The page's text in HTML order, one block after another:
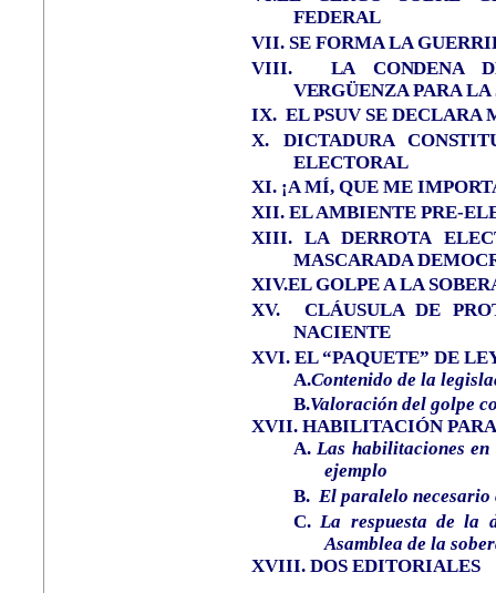
FEDERAL
VII. SE FORMA LA
VIII.
LA CONDENA
VERGÜENZA PARA
IX. EL PSUV SE DECLARA
X.
DICTADURA
ELECTORAL
XI. ¡A MÍ, QUE ME
XII. EL AMBIENTE PRE-
XIII. LA DERROTA
MASCARADA
XIV.EL GOLPE A LA
XV.
CLÁUSULA DE
NACIENTE
XVI. EL “PAQUETE” DE
A.Contenido de la
B.Valoración del golpe
XVII. HABILITACIÓN
A. Las habilitaciones
ejemplo
B. El paralelo
C. La respuesta de la
Asamblea de la
XVIII. DOS EDITORIALES